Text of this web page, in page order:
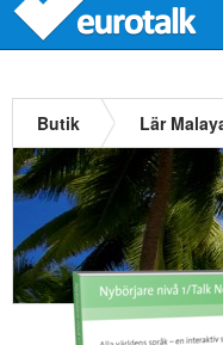
Butik Lär